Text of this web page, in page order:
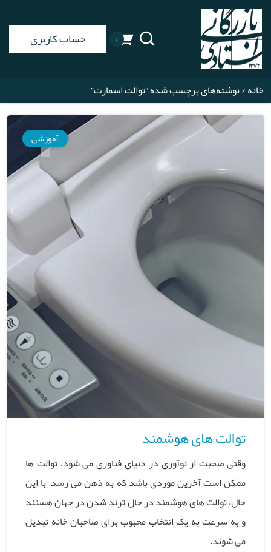
۰ حساب کاربری
خانه/ نوشته‌های برچسب شده “توالت اسمارت”
آموزشی
توالت های هوشمند
وقتی صحبت از نوآوری در دنیای فناوری می شود، توالت ها
ممکن است آخرین موردی باشد که به ذهن می رسد. با این
حال، توالت های هوشمند در حال ترند شدن در جهان هستند
و به سرعت به یک انتخاب محبوب برای صاحبان خانه تبدیل
می شوند.